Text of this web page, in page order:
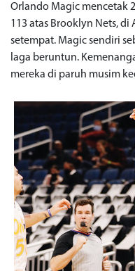
Orlando Magic mencetak
113 atas Brooklyn Nets, di
setempat. Magic sendiri
laga beruntun.
mereka di paruh musim